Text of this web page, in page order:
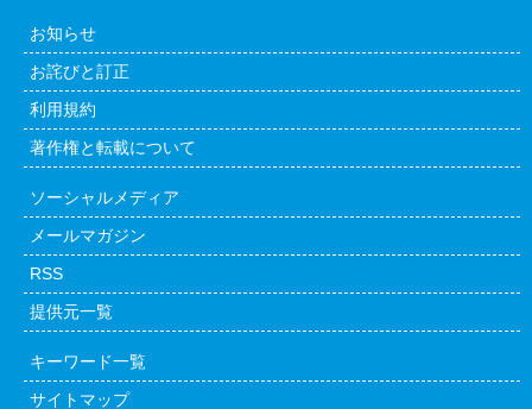
お知らせ
お詫びと訂正
利用規約
著作権と転載について
ソーシャルメディア
メールマガジン
RSS
提供元一覧
キーワード一覧
サイトマップ